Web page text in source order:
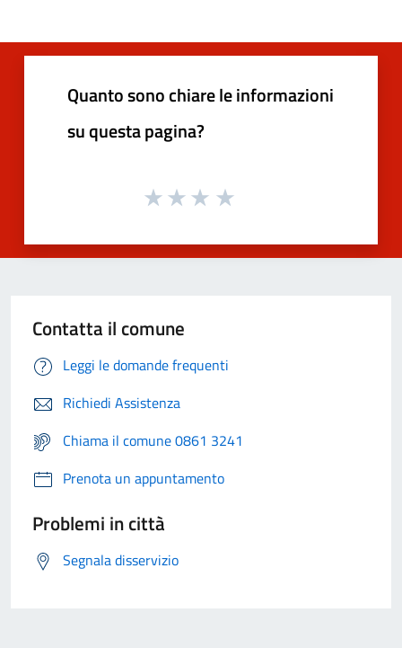
Quanto sono chiare le informazioni
su questa pagina?
Contatta il comune
Leggi le domande frequenti
Richiedi Assistenza
Chiama il comune 0861 3241
Prenota un appuntamento
Problemi in città
Segnala disservizio